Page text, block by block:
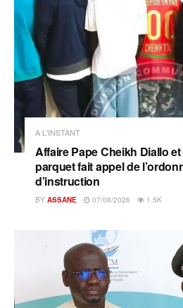
A L'INSTANT
Affaire Pape Cheikh Diallo
parquet fait appel de
d’instruction
BY ASSANE 07/08/2026 1.5K